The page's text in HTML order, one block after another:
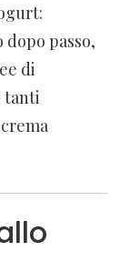
passo,
di
tanti